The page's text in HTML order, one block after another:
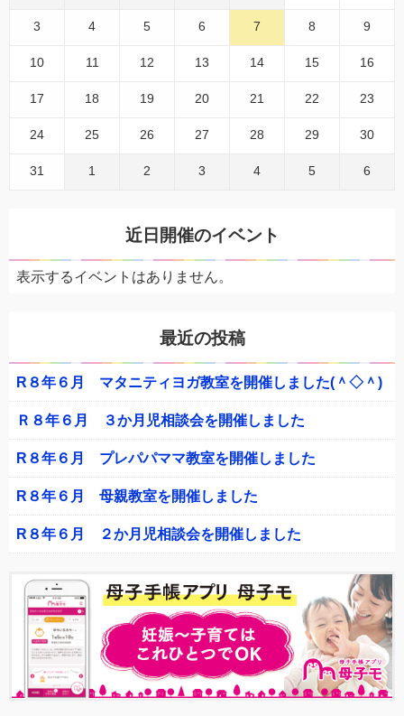
3 4 5 6 7 8 9
10 11 12 13 14 15 16
17 18 19 20 21 22 23
24 25 26 27 28 29 30
31 1 2 3 4 5 6
近日開催のイベント
表示するイベントはありません。
最近の投稿
R８年６月 マタニティヨガ教室を開催しました(＾◇＾)
Ｒ８年６月 ３か月児相談会を開催しました
R８年６月 プレパパママ教室を開催しました
R８年６月 母親教室を開催しました
R８年６月 ２か月児相談会を開催しました